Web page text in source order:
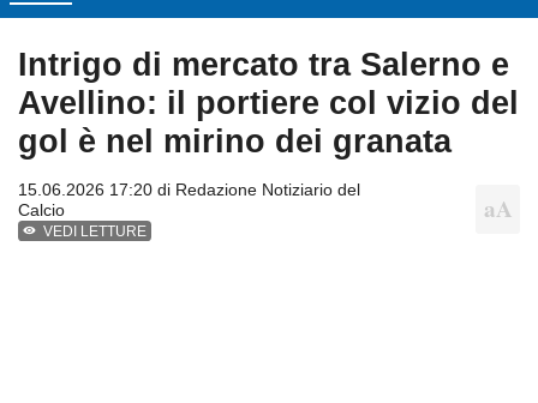
Intrigo di mercato tra Salerno e
Avellino: il portiere col vizio del
gol è nel mirino dei granata
15.06.2026 17:20 di Redazione Notiziario del
Calcio
VEDI LETTURE